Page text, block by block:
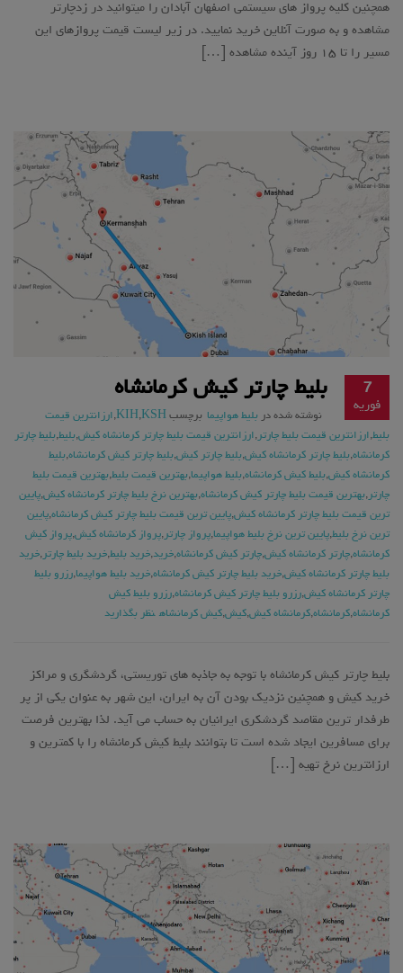
همچنین کلیه پرواز های سیستمی اصفهان آبادان را میتوانید در زدچارتر
مشاهده و به صورت آنلاین خرید نمایید. در زیر لیست قیمت پروازهای این
مسیر را تا ۱۵ روز آینده مشاهده […]
7
فوریه
بلیط چارتر کیش کرمانشاه
نوشته شده در بلیط هواپیما برچسب KIH,KSH
,ارزانترین قیمت
بلیط,ارزانترین قیمت بلیط چارتر ,ارزانترین قیمت بلیط چارتر کرمانشاه کیش,بلیط,بلیط چارتر
کرمانشاه,بلیط چارتر کرمانشاه کیش,بلیط چارتر کیش,بلیط چارتر کیش کرمانشاه,بلیط
کرمانشاه کیش,بلیط کیش کرمانشاه,بلیط هواپیما,بهترین قیمت بلیط,بهترین قیمت بلیط
چارتر ,بهترین قیمت بلیط چارتر کیش کرمانشاه,بهترین نرخ بلیط چارتر کرمانشاه کیش,پایین
ترین قیمت بلیط چارتر کرمانشاه کیش,پایین ترین قیمت بلیط چارتر کیش کرمانشاه,پایین
ترین نرخ بلیط,پایین ترین نرخ بلیط هواپیما,پرواز چارتر ,پرواز کرمانشاه کیش,پرواز کیش
کرمانشاه,چارتر کرمانشاه کیش,چارتر کیش کرمانشاه,خرید,خرید بلیط,خرید بلیط چارتر ,خرید
بلیط چارتر کرمانشاه کیش,خرید بلیط چارتر کیش کرمانشاه,خرید بلیط هواپیما,رزرو بلیط
چارتر کرمانشاه کیش,رزرو بلیط چارتر کیش کرمانشاه,رزرو بلیط کیش
کرمانشاه,کرمانشاه,کرمانشاه کیش,کیش,کیش کرمانشاه نظر بگذارید
بلیط چارتر کیش کرمانشاه با توجه به جاذبه های توریستی، گردشگری و مراکز
خرید کیش و همچنین نزدیک بودن آن به ایران، این شهر به عنوان یکی از پر
طرفدار ترین مقاصد گردشکری ایرانیان به حساب می آید. لذا بهترین فرصت
برای مسافرین ایجاد شده است تا بتوانند بلیط کیش کرمانشاه را با کمترین و
ارزانترین نرخ تهیه […]